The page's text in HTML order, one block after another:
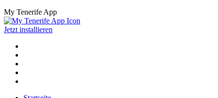
My Tenerife App
Jetzt installieren